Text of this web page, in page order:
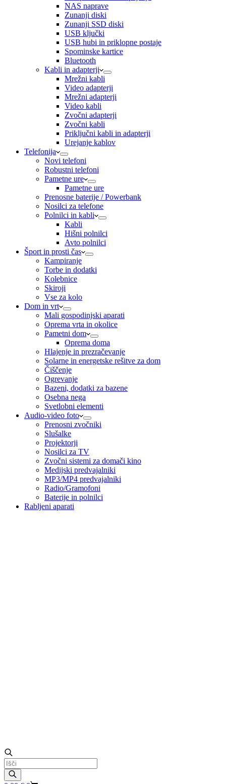
NAS naprave
Zunanji diski
Zunanji SSD diski
USB ključki
USB hubi in priklopne postaje
Spominske kartice
Bluetooth
Kabli in adapterji
Mrežni kabli
Video adapterji
Mrežni adapterji
Video kabli
Zvočni adapterji
Zvočni kabli
Priključni kabli in adapterji
Urejanje kablov
Telefonija
Novi telefoni
Robustni telefoni
Pametne ure
Pametne ure
Prenosne baterije / Powerbank
Nosilci za telefone
Polnilci in kabli
Kabli
Hišni polnilci
Avto polnilci
Šport in prosti čas
Kampiranje
Torbe in dodatki
Kolebnice
Skiroji
Vse za kolo
Dom in vrt
Mali gospodinjski aparati
Oprema vrta in okolice
Pametni dom
Oprema doma
Hlajenje in prezračevanje
Solarne in energetske rešitve za dom
Čiščenje
Ogrevanje
Bazeni, dodatki za bazene
Osebna nega
Svetlobni elementi
Audio-video foto
Prenosni zvočniki
Slušalke
Projektorji
Nosilci za TV
Zvočni sistemi za domači kino
Medijski predvajalniki
MP3/MP4 predvajalniki
Radio/Gramofoni
Baterije in polnilci
Rabljeni aparati
Products
search